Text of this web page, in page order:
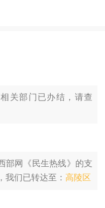
关部门已办结，请查
部网《民生热线》的支
我们已转达至： 高陵区